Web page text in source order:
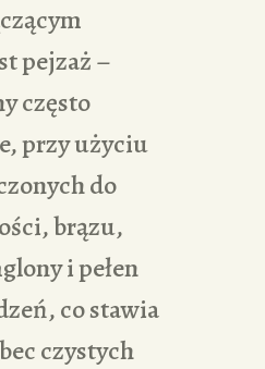
pejzaż –
często
przy użyciu
do
brązu,
i pełen
co stawia
czystych